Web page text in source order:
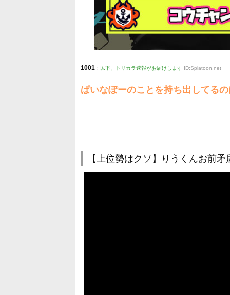
1001 : 以下、トリカラ速報がお届けします ID:Splatoon.net
ぱいなぽーのことを持ち出してるの
【上位勢はクソ】りうくんお前